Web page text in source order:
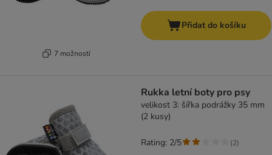
7 možností
Přidat do košíku
Rukka letní boty pro psy
velikost 3: šířka podrážky 35 mm
(2 kusy)
Rating: 2/5 (2)